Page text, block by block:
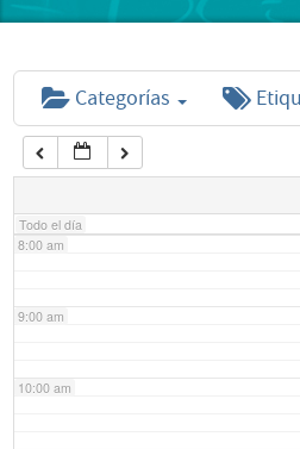
Categorías
Todo el día
6:00 am
7:00 am
8:00 am
9:00 am
10:00 am